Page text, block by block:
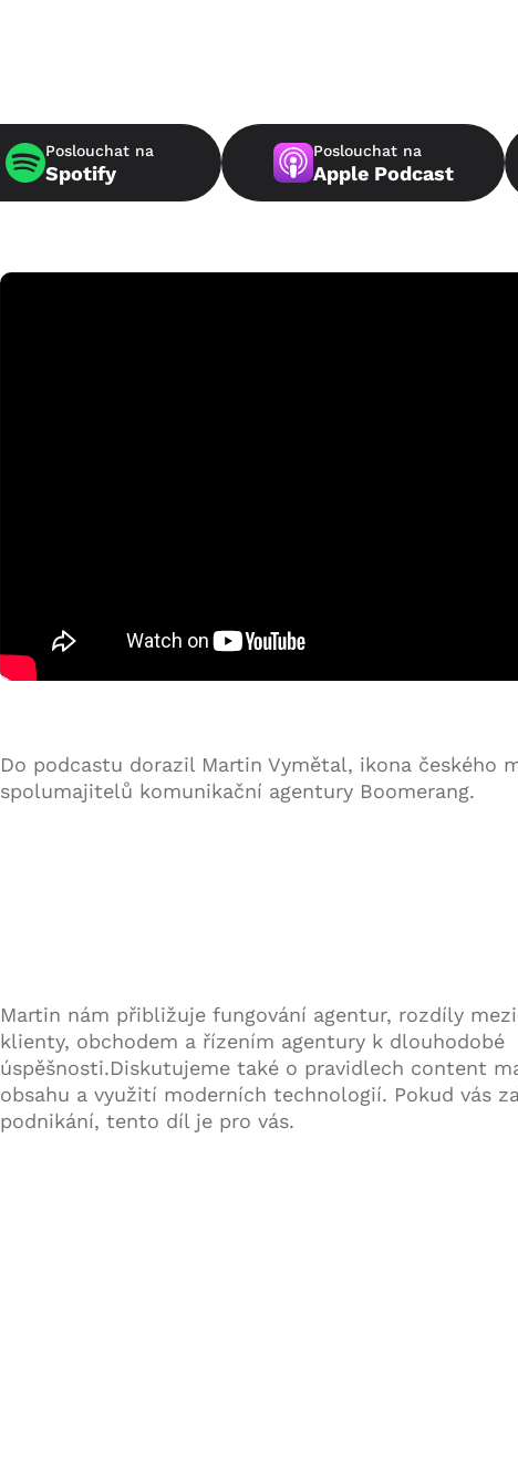
Poslouchat na
Spotify
Poslouchat na
Apple Podcast
Do podcastu dorazil Martin Vymětal, ikona českého
spolumajitelů komunikační agentury Boomerang.
Martin nám přibližuje fungování agentur, rozdíly
klienty, obchodem a řízením agentury k dlouhodobé
úspěšnosti.Diskutujeme také o pravidlech content
obsahu a využití moderních technologií. Pokud vás
podnikání, tento díl je pro vás.